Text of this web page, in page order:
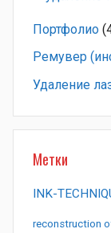
Портфолио
Ремувер
Удаление
Метки
INK-
reconstruction